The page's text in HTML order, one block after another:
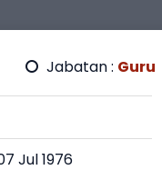
Jabatan : Guru
Jul 1976